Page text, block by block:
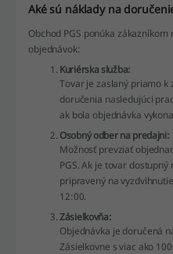
Aké sú náklady na
Obchod PGS ponúka
objednávok:
Kuriérska služba:
Tovar je zaslaný priamo k
doručenia nasledujúci
ak bola objednávka
Osobný odber na predajni:
Možnosť prevziať
PGS. Ak je tovar
pripravený na
12:00.
Zásielkovňa:
Objednávka je doručená
Zásielkovne s viac ako